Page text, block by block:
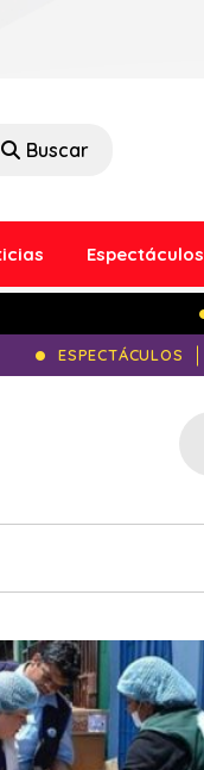
Buscar
Espectáculos
ESPECTÁCULOS